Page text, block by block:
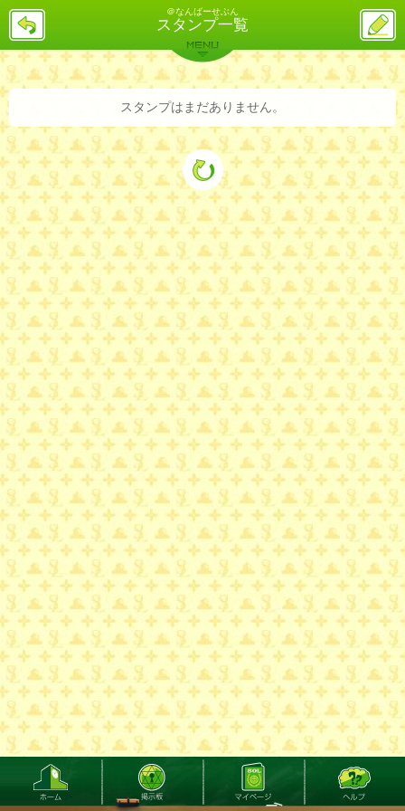
＠なんばーせぶん
スタンプ一覧
戻
ス
投
稿
バックナンバー 詳細検索 ランキング
MENU
スタンプはまだありません。